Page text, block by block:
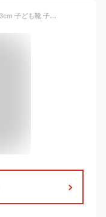
キッズインソール げんきくん 16cm〜23cm 子ども靴 子供靴インソール サイズ調整 中敷き 長靴用 左右入 子供用 キッズインソール スニーカー ローファー 運動靴 ブーツ 大きい上履き 児童 ジュニア 男の子 女の子 足裏 アーチ 土踏まず 衝撃吸収